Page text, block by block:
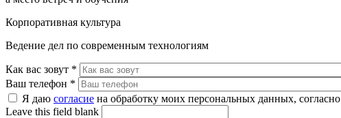
Корпоративная культура
Ведение дел по современным технологиям
Как вас зовут *
Ваш телефон *
Я даю согласие на обработку моих персональных данных, согласно
Leave this field blank